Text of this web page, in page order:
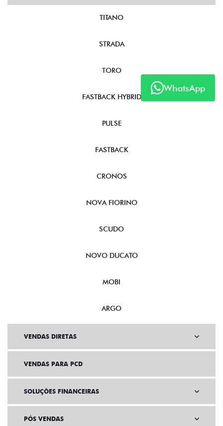
WhatsApp
TITANO
STRADA
TORO
FASTBACK HYBRID
PULSE
FASTBACK
CRONOS
NOVA FIORINO
SCUDO
NOVO DUCATO
MOBI
VENDAS DIRETAS
VENDAS PARA PCD
SOLUÇÕES FINANCEIRAS